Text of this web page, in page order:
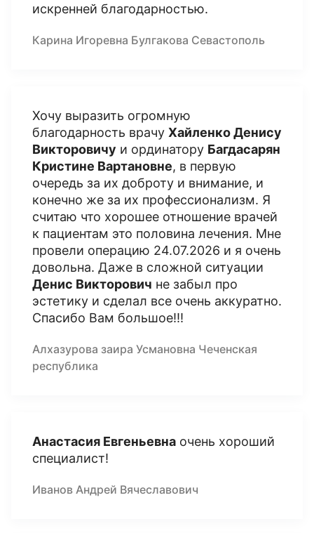
искренней благодарностью.
Карина Игоревна Булгакова Севастополь
Хочу выразить огромную
благодарность врачу Хайленко Денису
Викторовичу и ординатору Багдасарян
Кристине Вартановне, в первую
очередь за их доброту и внимание, и
конечно же за их профессионализм. Я
считаю что хорошее отношение врачей
к пациентам это половина лечения. Мне
провели операцию 24.07.2026 и я очень
довольна. Даже в сложной ситуации
Денис Викторович не забыл про
эстетику и сделал все очень аккуратно.
Спасибо Вам большое!!!
Алхазурова заира Усмановна Чеченская
республика
Анастасия Евгеньевна очень хороший
специалист!
Иванов Андрей Вячеславович